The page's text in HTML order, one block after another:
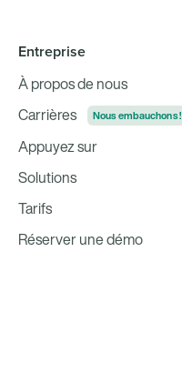
Entreprise
À propos de nous
Carrières
Nous embauchons !
Appuyez sur
Solutions
Tarifs
Réserver une démo